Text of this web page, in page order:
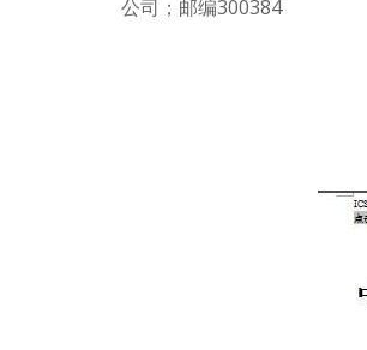
公司；邮编300384